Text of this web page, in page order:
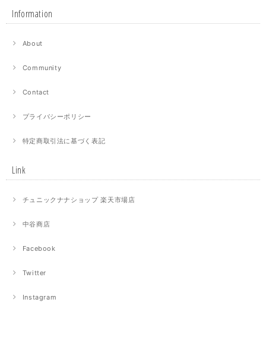
Information
About
Community
Contact
プライバシーポリシー
特定商取引法に基づく表記
Link
チュニックナナショップ 楽天市場店
中谷商店
Facebook
Twitter
Instagram